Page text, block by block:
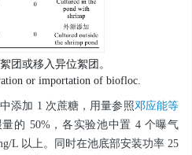
团或移入异位絮团。
or importation of biofloc.
添加 1 次蔗糖，用量参照邓应能等
量的 50%，各实验池中置 4 个曝气
L 以上。同时在池底部安装功率 25